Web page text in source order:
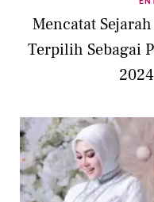
Mencatat
Terpilih Sebagai